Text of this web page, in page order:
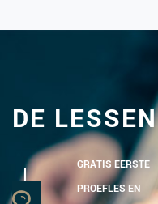
DE LESSEN
GRATIS EERSTE
PROEFLES EN